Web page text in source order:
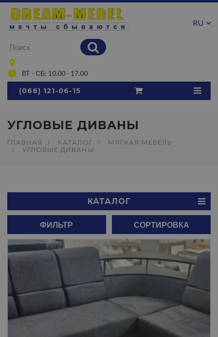
ВТ - СБ: 10.00 - 17.00
RU
(066) 121-06-15
УГЛОВЫЕ ДИВАНЫ
ГЛАВНАЯ КАТАЛОГ
МЯГКАЯ МЕБЕЛЬ
УГЛОВЫЕ ДИВАНЫ
КАТАЛОГ
ФИЛЬТР СОРТИРОВКА